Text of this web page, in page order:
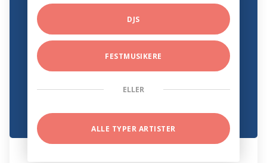
DJS
FESTMUSIKERE
ELLER
ALLE TYPER ARTISTER